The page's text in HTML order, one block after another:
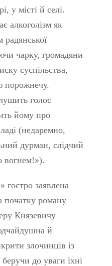
у місті й селі.
алкоголізм як
чарку, громадяни
суспільства,
порожнечу.
голос
йому про
(недаремно,
дурман, слідчий
вогнем!»).
гостро заявлена
початку роману
Князевичу
й
злочинців із
до уваги їхні